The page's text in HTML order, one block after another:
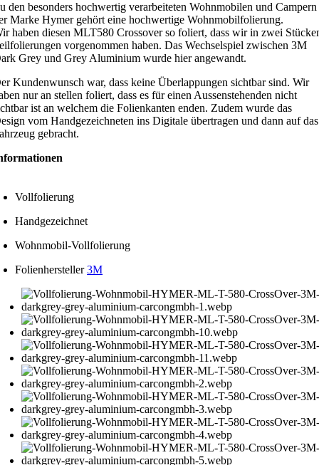
den besonders hochwertig verarbeiteten Wohnmobilen und Campern
Marke Hymer gehört eine hochwertige Wohnmobilfolierung.
haben diesen MLT580 Crossover so foliert, dass wir in zwei
vorgenommen haben. Das Wechselspiel zwischen 3M
Grey und Grey Aluminium wurde hier angewandt.
Kundenwunsch war, dass keine Überlappungen sichtbar sind. Wir
nur an stellen foliert, dass es für einen Aussenstehenden nicht
ist an welchem die Folienkanten enden. Zudem wurde das
vom Handgezeichneten ins Digitale übertragen und dann auf das
gebracht.
Vollfolierung
Handgezeichnet
Wohnmobil-Vollfolierung
Folienhersteller3M